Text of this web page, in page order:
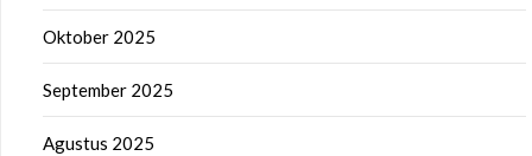
Oktober 2025
September 2025
Agustus 2025